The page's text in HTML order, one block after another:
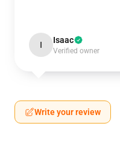
I Isaac
Verified owner
Write your review